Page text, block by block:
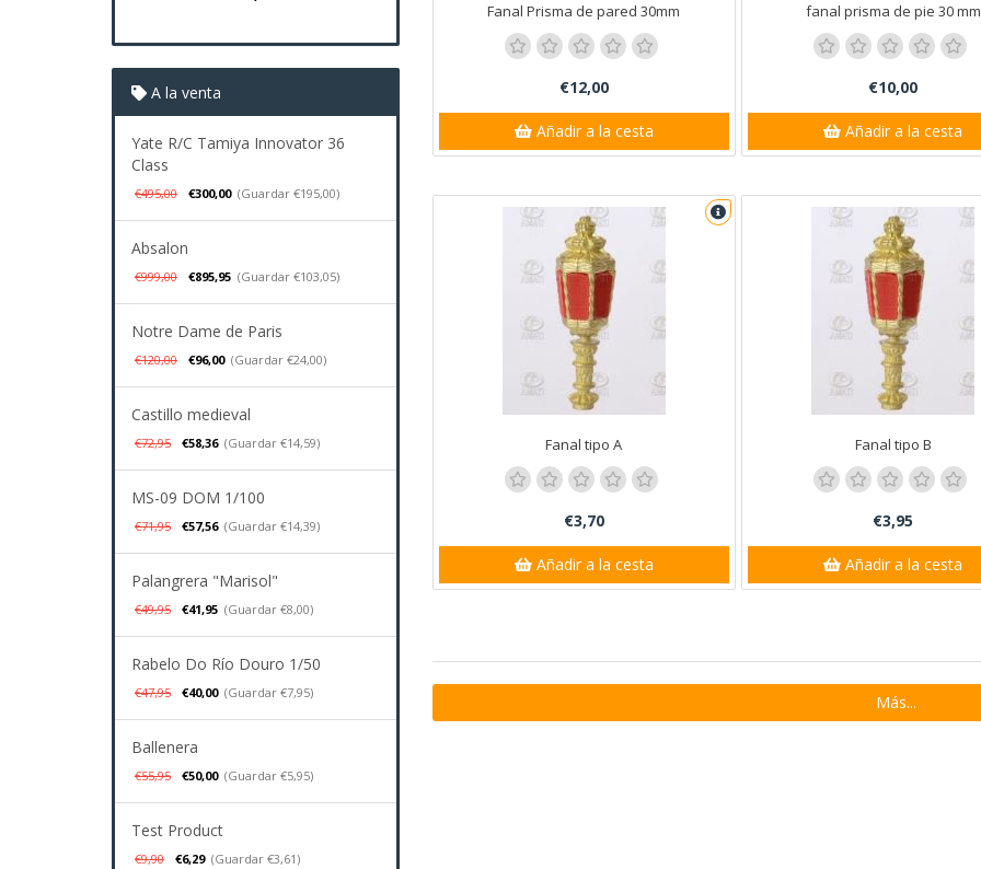
A la venta
Yate R/C Tamiya Innovator 36
Class
€495,00 €300,00 (Guardar €195,00)
Absalon
€999,00 €895,95 (Guardar €103,05)
Notre Dame de Paris
€120,00 €96,00 (Guardar €24,00)
Castillo medieval
€72,95 €58,36 (Guardar €14,59)
MS-09 DOM 1/100
€71,95 €57,56 (Guardar €14,39)
Palangrera "Marisol"
€49,95 €41,95 (Guardar €8,00)
Rabelo Do Río Douro 1/50
€47,95 €40,00 (Guardar €7,95)
Ballenera
€55,95 €50,00 (Guardar €5,95)
Test Product
€9,90 €6,29 (Guardar €3,61)
Fanal Prisma de pared 30mm
€12,00
Añadir a la cesta
fanal prisma de pie 30 mm
€10,00
Añadir a la cesta
Fanal tipo A
€3,70
Añadir a la cesta
Fanal tipo B
€3,95
Añadir a la cesta
Más...